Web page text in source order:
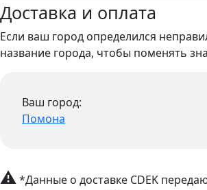
Доставка и оплата
Если ваш город определился
название города, чтобы поменять
Ваш город:
Помона
⚠*Данные о доставке CDEK